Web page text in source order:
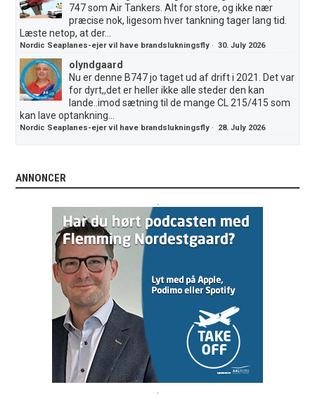
747 som Air Tankers. Alt for store, og ikke nær
præcise nok, ligesom hver tankning tager lang tid.
Læste netop, at der...
Nordic Seaplanes-ejer vil have brandslukningsfly ·30. July 2026
olyndgaard
Nu er denne B747 jo taget ud af drift i 2021. Det var
for dyrt,,det er heller ikke alle steder den kan
lande..imod sætning til de mange CL 215/415 som
kan lave optankning...
Nordic Seaplanes-ejer vil have brandslukningsfly · 28. July 2026
ANNONCER